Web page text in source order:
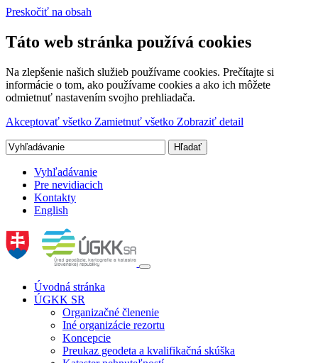
Preskočiť na obsah
Táto web stránka používá cookies
Na zlepšenie našich služieb používame cookies. Prečítajte si
informácie o tom, ako používame cookies a ako ich môžete
odmietnuť nastavením svojho prehliadača.
Akceptovať všetko Zamietnuť všetko Zobraziť detail
Vyhľadávanie
Pre nevidiacich
Kontakty
English
Úvodná stránka
ÚGKK SR
Organizačné členenie
Iné organizácie rezortu
Koncepcie
Preukaz geodeta a kvalifikačná skúška